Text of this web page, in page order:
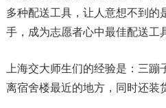
多种配送工具，让人意想不到的
手，成为志愿者心中最佳配送工
上海交大师生们的经验是：三蹦
离宿舍楼最近的地方，同时还装